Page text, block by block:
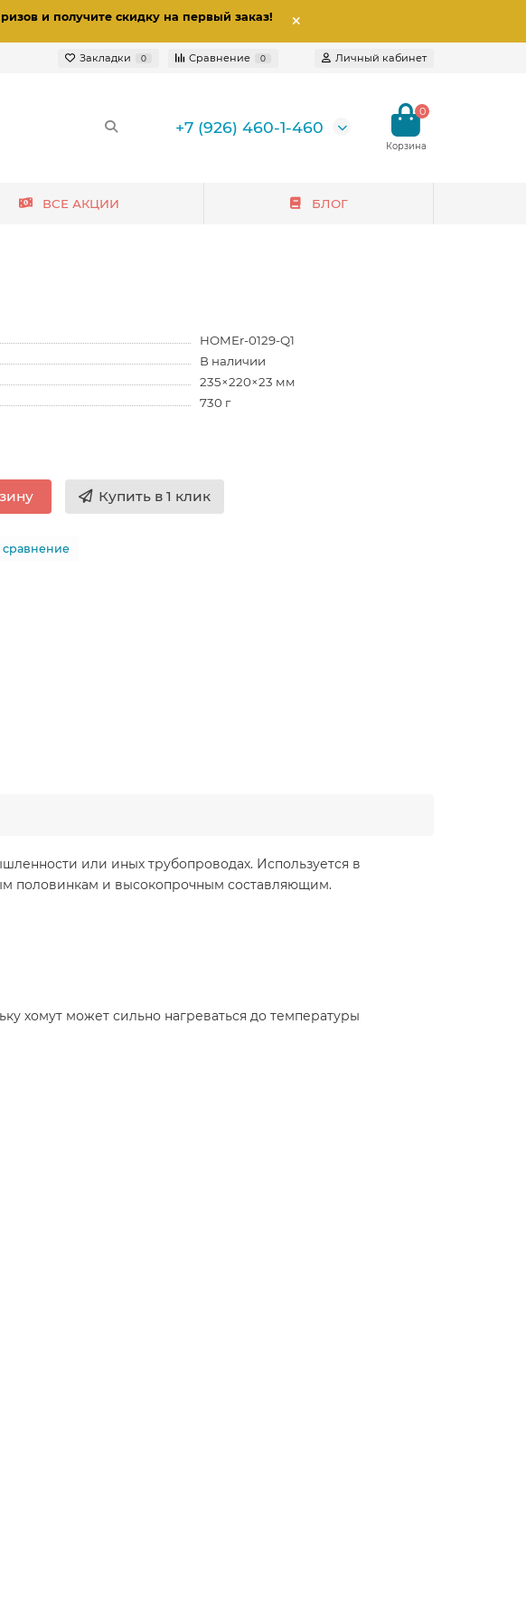
и получите скидку на первый заказ!
Закладки 0 Сравнение 0 Личный кабинет
+7 (926) 460-1-460
0
ВСЕ АКЦИИ БЛОГ
HOMEr-0129-Q1
В наличии
235×220×23 мм
730 г
Купить в 1 клик
сравнение
или иных трубопроводах. Используется в
половинкам и высокопрочным составляющим.
хомут может сильно нагреваться до температуры